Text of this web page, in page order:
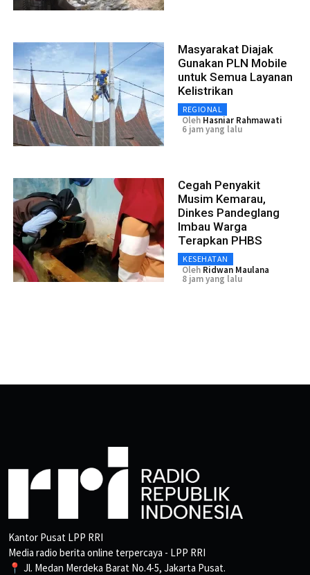
Masyarakat Diajak
Gunakan PLN Mobile
untuk Semua Layanan
Kelistrikan
REGIONAL
Oleh Hasniar Rahmawati
6 jam yang lalu
Cegah Penyakit
Musim Kemarau,
Dinkes Pandeglang
Imbau Warga
Terapkan PHBS
KESEHATAN
Oleh Ridwan Maulana
8 jam yang lalu
Kantor Pusat LPP RRI
Media radio berita online terpercaya - LPP RRI
📍 Jl. Medan Merdeka Barat No.4-5, Jakarta Pusat.